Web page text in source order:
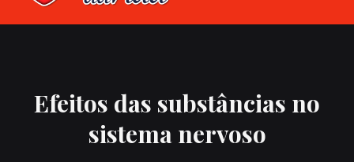
Efeitos das substâncias no
sistema nervoso